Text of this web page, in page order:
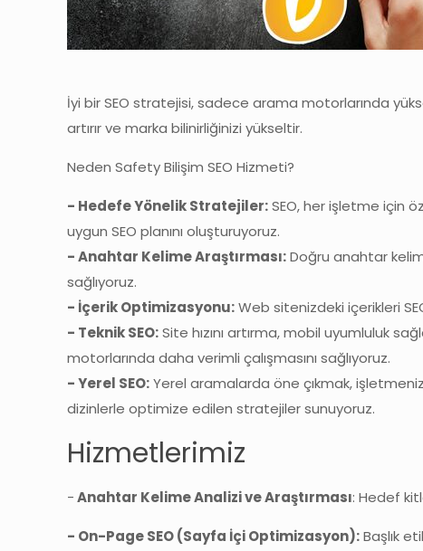
İyi bir SEO stratejisi, sadece arama motorlarında
artırır ve marka bilinirliğinizi yükseltir.
Neden Safety Bilişim SEO Hizmeti?
- Hedefe Yönelik Stratejiler:SEO, her işletme için
uygun SEO planını oluşturuyoruz.
- Anahtar Kelime Araştırması:Doğru anahtar
sağlıyoruz.
- İçerik Optimizasyonu:Web sitenizdeki içerikleri
- Teknik SEO:Site hızını artırma, mobil uyumluluk
motorlarında daha verimli çalışmasını sağlıyoruz.
- Yerel SEO:Yerel aramalarda öne çıkmak,
dizinlerle optimize edilen stratejiler sunuyoruz.
Hizmetlerimiz
-Anahtar Kelime Analizi ve Araştırması: Hedef
- On-Page SEO (Sayfa İçi Optimizasyon):Başlık